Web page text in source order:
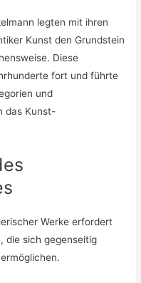
legten mit ihren
Kunst den Grundstein
Diese
fort und führte
und
das Kunst-
Werke erfordert
die sich gegenseitig